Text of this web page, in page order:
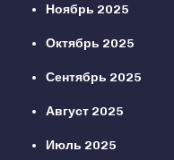
Ноябрь 2025
Октябрь 2025
Сентябрь 2025
Август 2025
Июль 2025